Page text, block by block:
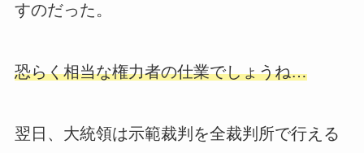
すのだった。
恐らく相当な権力者の仕業でしょうね…
翌日、大統領は示範裁判を全裁判所で行える